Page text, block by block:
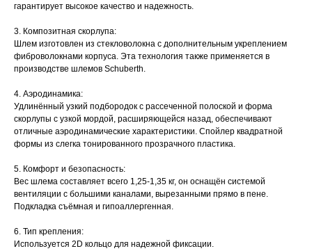
гарантирует высокое качество и надежность.
3. Композитная скорлупа:
Шлем изготовлен из стекловолокна с дополнительным укреплением
фиброволокнами корпуса. Эта технология также применяется в
производстве шлемов Schuberth.
4. Аэродинамика:
Удлинённый узкий подбородок с рассеченной полоской и форма
скорлупы с узкой мордой, расширяющейся назад, обеспечивают
отличные аэродинамические характеристики. Спойлер квадратной
формы из слегка тонированного прозрачного пластика.
5. Комфорт и безопасность:
Вес шлема составляет всего 1,25-1,35 кг, он оснащён системой
вентиляции с большими каналами, вырезанными прямо в пене.
Подкладка съёмная и гипоаллергенная.
6. Тип крепления:
Используется 2D кольцо для надежной фиксации.